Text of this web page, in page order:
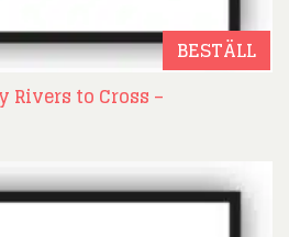
BESTÄLL
Rivers to Cross –